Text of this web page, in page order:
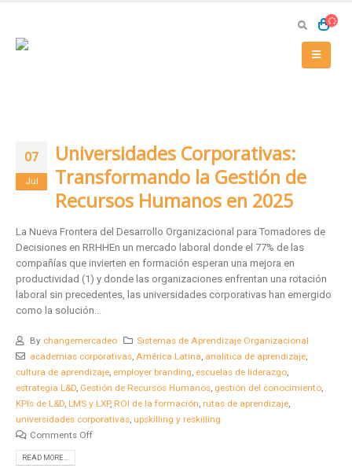
07
Jul
Universidades Corporativas:
Transformando la Gestión de
Recursos Humanos en 2025
La Nueva Frontera del Desarrollo Organizacional para Tomadores de
Decisiones en RRHHEn un mercado laboral donde el 77% de las
compañías que invierten en formación esperan una mejora en
productividad (1) y donde las organizaciones enfrentan una rotación
laboral sin precedentes, las universidades corporativas han emergido
como la solución...
By changemercadeo
Sistemas de Aprendizaje Organizacional
academias corporativas, América Latina, analítica de aprendizaje,
cultura de aprendizaje, employer branding, escuelas de liderazgo,
estrategia L&D, Gestión de Recursos Humanos, gestión del conocimiento,
KPIs de L&D, LMS y LXP, ROI de la formación, rutas de aprendizaje,
universidades corporativas, upskilling y reskilling
Comments Off
READ MORE...